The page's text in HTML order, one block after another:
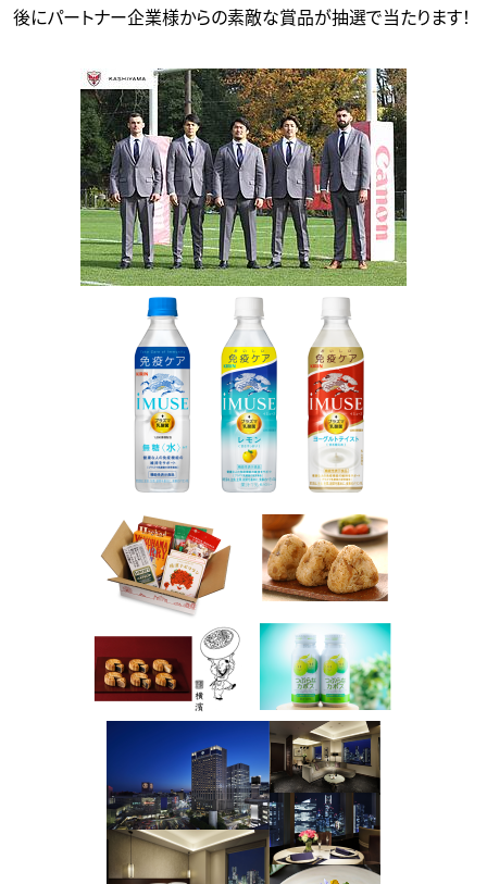
後にパートナー企業様からの素敵な賞品が抽選で当たります！